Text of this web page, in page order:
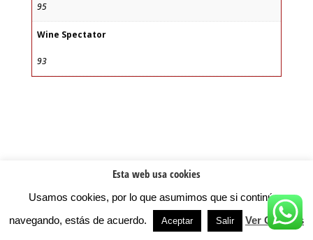
95
Wine Spectator
93
Esta web usa cookies
Usamos cookies, por lo que asumimos que si continúas
navegando, estás de acuerdo.
Aceptar Salir Ver Cookies